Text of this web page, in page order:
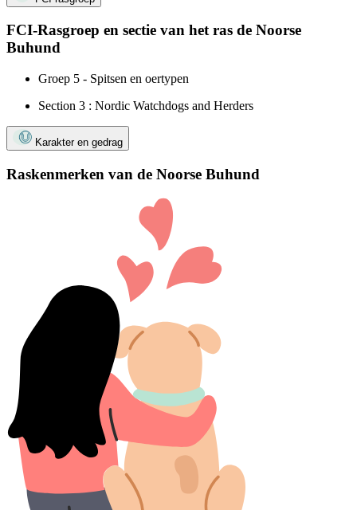
FCI-Rasgroep en sectie van het ras de Noorse
Buhund
Groep 5 - Spitsen en oertypen
Section 3 : Nordic Watchdogs and Herders
Karakter en gedrag
Raskenmerken van de Noorse Buhund